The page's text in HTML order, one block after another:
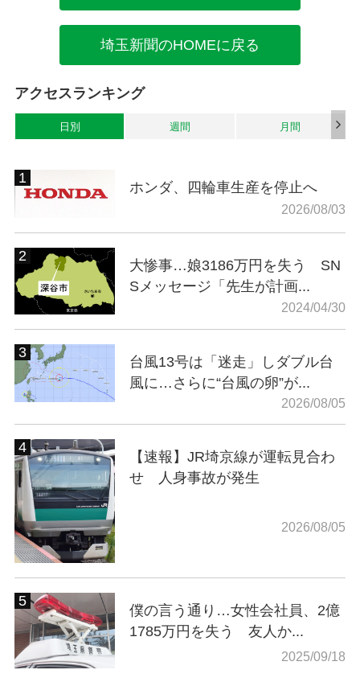
埼玉新聞のHOMEに戻る
アクセスランキング
日別 週間 月間
ホンダ、四輪車生産を停止へ
2026/08/03
大惨事…娘3186万円を失う SN
Sメッセージ「先生が計画...
2024/04/30
台風13号は「迷走」しダブル台
風に…さらに“台風の卵”が...
2026/08/05
【速報】JR埼京線が運転見合わ
せ 人身事故が発生
2026/08/05
僕の言う通り…女性会社員、2億
1785万円を失う 友人か...
2025/09/18